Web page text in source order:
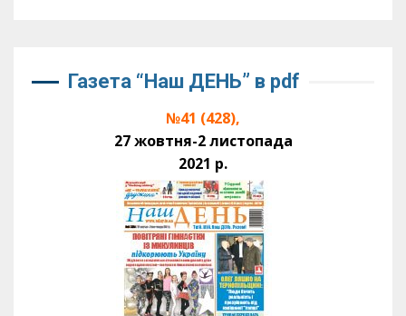
Газета “Наш ДЕНЬ” в pdf
№41 (428),
27 жовтня-2 листопада
2021 р.